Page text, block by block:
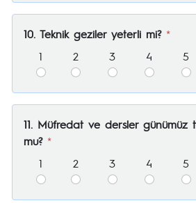
10. Teknik geziler yeterli mi? *
1
2 3 4 5
11. Müfredat ve dersler günümüz
mu? *
1
2 3 4 5